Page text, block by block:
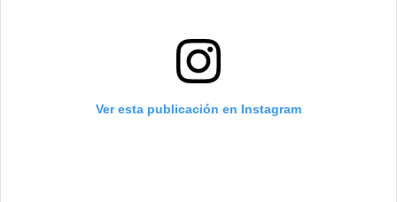
Ver esta publicación en Instagram